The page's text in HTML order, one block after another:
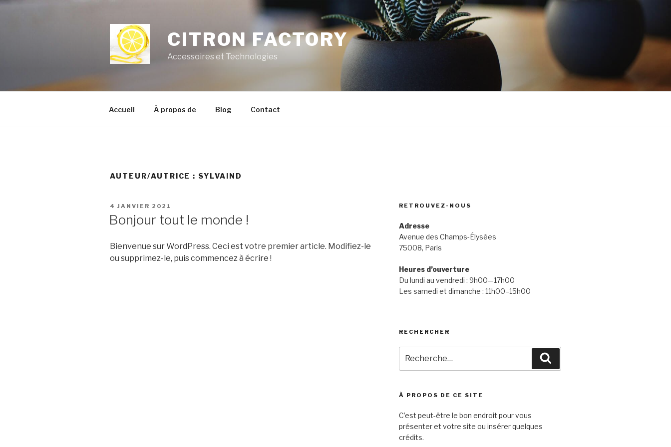
Aller
CITRON FACTORY
Accessoires et Technologies
Accueil À propos de Blog Contact
AUTEUR/AUTRICE : SYLVAIND
PUBLIÉ
4 JANVIER 2021
Bonjour tout le monde !
Bienvenue sur WordPress. Ceci est votre premier article. Modifiez-le
ou supprimez-le, puis commencez à écrire !
RETROUVEZ-NOUS
Adresse
Avenue des Champs-Élysées
75008, Paris
Heures d’ouverture
Du lundi au vendredi : 9h00—17h00
Les samedi et dimanche : 11h00–15h00
RECHERCHER
pour
:
À PROPOS DE CE SITE
C’est peut-être le bon endroit pour vous
présenter et votre site ou insérer quelques
crédits.